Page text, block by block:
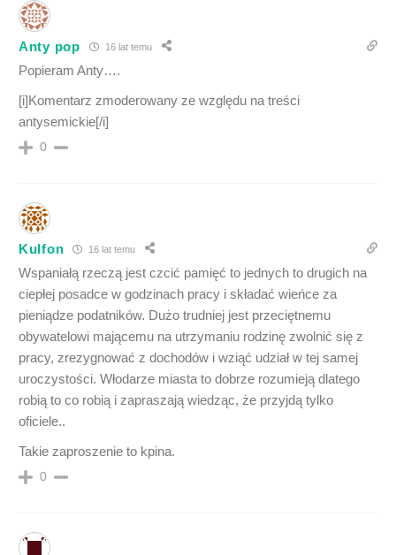
Anty pop 16 lat temu
Popieram Anty….
[i]Komentarz zmoderowany ze względu na treści
antysemickie[/i]
0
Kulfon 16 lat temu
Wspaniałą rzeczą jest czcić pamięć to jednych to drugich na
ciepłej posadce w godzinach pracy i składać wieńce za
pieniądze podatników. Dużo trudniej jest przeciętnemu
obywatelowi mającemu na utrzymaniu rodzinę zwolnić się z
pracy, zrezygnować z dochodów i wziąć udział w tej samej
uroczystości. Włodarze miasta to dobrze rozumieją dlatego
robią to co robią i zapraszają wiedząc, że przyjdą tylko
oficiele..
Takie zaproszenie to kpina.
0